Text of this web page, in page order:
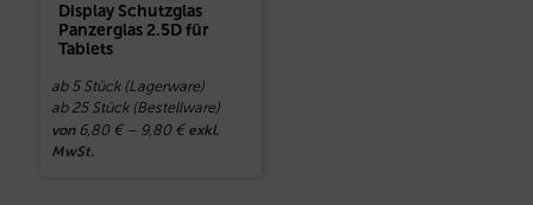
Display Schutzglas
Panzerglas 2.5D für
Tablets
ab 5 Stück (Lagerware)
ab 25 Stück (Bestellware)
von 6,80 € – 9,80 €exkl.
MwSt.